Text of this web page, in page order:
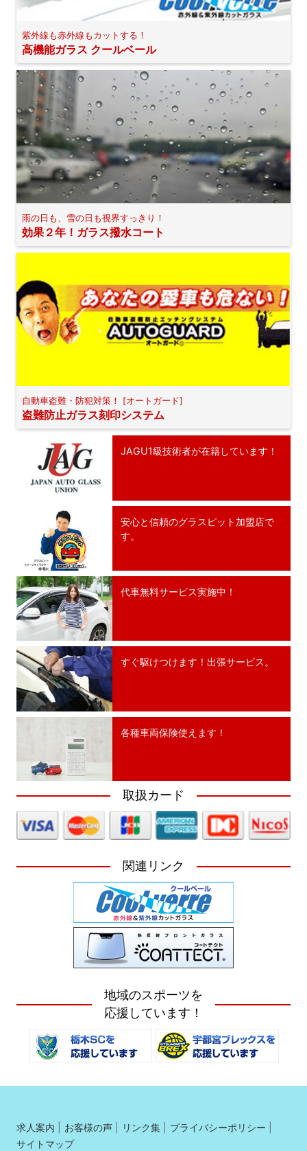
紫外線も赤外線もカットする！
高機能ガラス クールベール
雨の日も、雪の日も視界すっきり！
効果２年！ガラス撥水コート
自動車盗難・防犯対策！ [オートガード]
盗難防止ガラス刻印システム
JAGU1級技術者が在籍しています！
安心と信頼のグラスピット加盟店で
す。
代車無料サービス実施中！
すぐ駆けつけます！出張サービス。
各種車両保険使えます！
取扱カード
関連リンク
地域のスポーツを
応援しています！
求人案内 お客様の声 リンク集
プライバシーポリシー
サイトマップ